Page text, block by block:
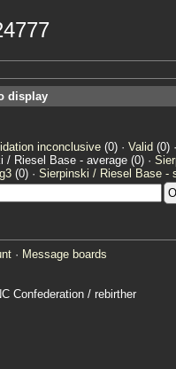
display
inconclusive (0) · Valid (0) ·
/ Riesel Base - average (0) ·
(0) · Sierpinski / Riesel Base -
· Message boards
Confederation / rebirther